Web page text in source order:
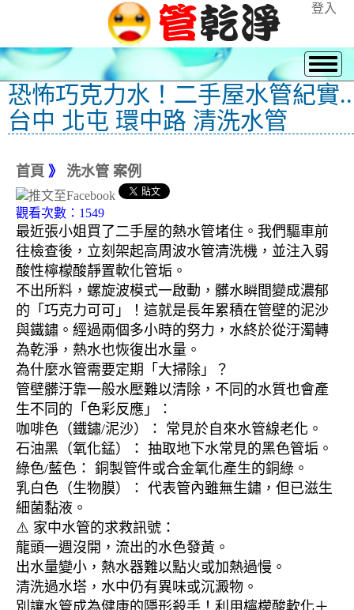
登入
恐怖巧克力水！二手屋水管紀實..
台中 北屯 環中路 清洗水管
首頁 》 洗水管 案例
觀看次數：1549
最近張小姐買了二手屋的熱水管堵住。我們驅車前
往檢查後，立刻架起高周波水管清洗機，並注入弱
酸性檸檬酸靜置軟化管垢。
不出所料，螺旋波模式一啟動，髒水瞬間變成濃郁
的「巧克力可可」！這就是長年累積在管壁的泥沙
與鐵鏽。經過兩個多小時的努力，水終於從汙濁轉
為乾淨，熱水也恢復出水量。
為什麼水管需要定期「大掃除」？
管壁髒汙靠一般水壓難以清除，不同的水質也會產
生不同的「色彩反應」：
咖啡色（鐵鏽/泥沙）： 常見於自來水管線老化。
石油黑（氧化錳）： 抽取地下水常見的黑色管垢。
綠色/藍色： 銅製管件或合金氧化產生的銅綠。
乳白色（生物膜）： 代表管內雖無生鏽，但已滋生
細菌黏液。
⚠️ 家中水管的求救訊號：
龍頭一週沒開，流出的水色發黃。
出水量變小，熱水器難以點火或加熱過慢。
清洗過水塔，水中仍有異味或沉澱物。